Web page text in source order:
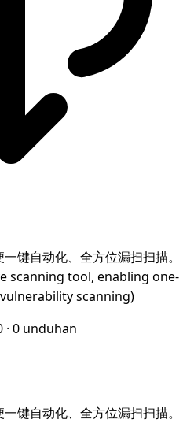
键自动化、全方位漏扫扫描。
scanning tool, enabling one-
scanning)
· 0 unduhan
键自动化、全方位漏扫扫描。